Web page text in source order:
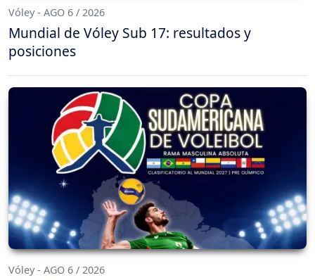
Vóley - AGO 6 / 2026
Mundial de Vóley Sub 17: resultados y
posiciones
Vóley - AGO 6 / 2026